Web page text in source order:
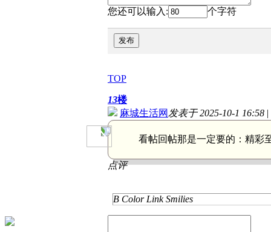
您还可以输入: 个字符
发布
TOP
13楼
麻城生活网 发表于 2025-10-1 16:58 |
看帖回帖那是一定要的： 精彩
点评
B Color Link Smilies